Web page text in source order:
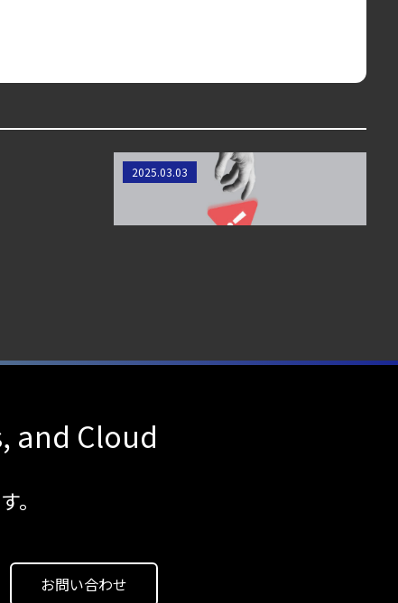
インラインレスポンスアクション:
クラウドにおけるインシデント対
2025.03.03
and Cloud
。
お問い合わせ